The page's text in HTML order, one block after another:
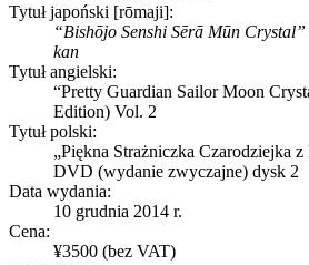
Tytuł japoński [rōmaji]:
“Bishōjo Senshi Sērā Mūn
kan
Tytuł angielski:
“Pretty Guardian Sailor Moon
Edition) Vol. 2
Tytuł polski:
„Piękna Strażniczka Czarodziejka
DVD (wydanie zwyczajne) dysk 2
Data wydania:
10 grudnia 2014 r.
Cena:
¥3500 (bez VAT)